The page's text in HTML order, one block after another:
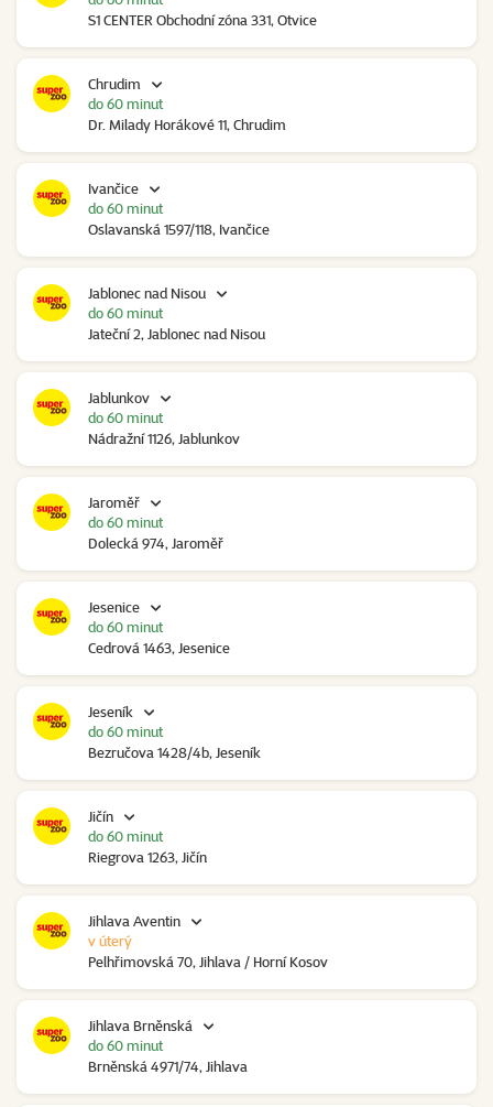
S1 CENTER Obchodní zóna 331, Otvice
Chrudim
Dr. Milady Horákové 11, Chrudim
do 60 minut
Ivančice
Oslavanská 1597/118, Ivančice
do 60 minut
Jablonec nad Nisou
Jateční 2, Jablonec nad Nisou
do 60 minut
Jablunkov
Nádražní 1126, Jablunkov
do 60 minut
Jaroměř
Dolecká 974, Jaroměř
do 60 minut
Jesenice
Cedrová 1463, Jesenice
do 60 minut
Jeseník
Bezručova 1428/4b, Jeseník
do 60 minut
Jičín
Riegrova 1263, Jičín
do 60 minut
Jihlava Aventin
Pelhřimovská 70, Jihlava / Horní Kosov
v úterý
Jihlava Brněnská
Brněnská 4971/74, Jihlava
do 60 minut